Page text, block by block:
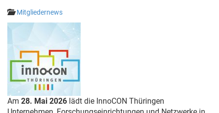
Mitgliedernews
Am 28. Mai 2026 lädt die InnoCON Thüringen